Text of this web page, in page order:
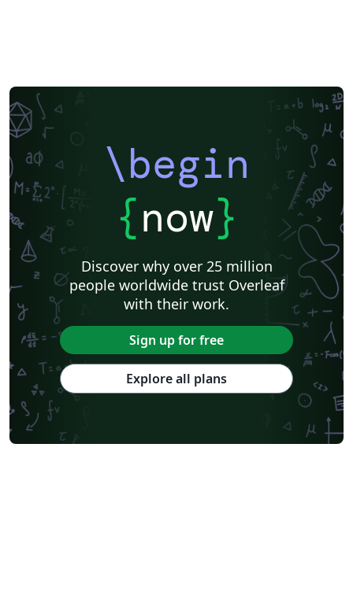
\begin
{now}
Discover why over 25 million
people worldwide trust Overleaf
with their work.
Sign up for free
Explore all plans